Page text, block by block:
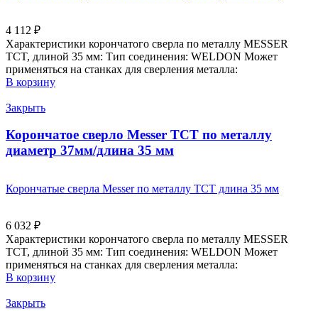
4 112 ₽
Характеристики корончатого сверла по металлу MESSER
TCT, длиной 35 мм: Тип соединения: WELDON Может
применяться на станках для сверления металла:
В корзину
Закрыть
Корончатое сверло Messer ТСТ по металлу
диаметр 37мм/длина 35 мм
Корончатые сверла Messer по металлу ТСТ длина 35 мм
6 032 ₽
Характеристики корончатого сверла по металлу MESSER
TCT, длиной 35 мм: Тип соединения: WELDON Может
применяться на станках для сверления металла:
В корзину
Закрыть